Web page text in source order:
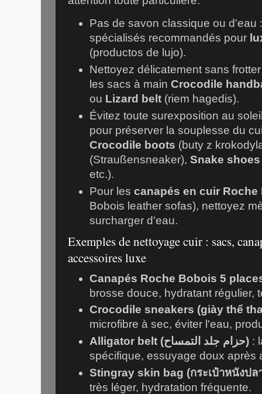
Pas de savon classique ou d'eau
spécialisés recommandés pour
(productos de lujo).
Nettoyez délicatement sans
les sacs à mainCrocodile
ou Lizard belt (riem hagedis).
Évitez toute surexposition au
pour préserver la souplesse du
Crocodile boots (buty z
(Straußensneaker),Snake shoes
etc.).
Pour lescanapés en cuir Roche
Bobois leather sofas), nettoyez
surcharger d'eau.
Exemples de nettoyage cuir : sacs,
accessoires luxe
Canapés Roche Bobois 5
brosse douce, hydratant régulier,
Crocodile sneakers (giày thể
microfibre à sec, éviter l'eau,
Alligator belt (حزام جلد التمساح) :
spécifique, essuyage doux après
Stingray skin bag (กระเป๋าหนังปล
très léger, hydratation fréquente.